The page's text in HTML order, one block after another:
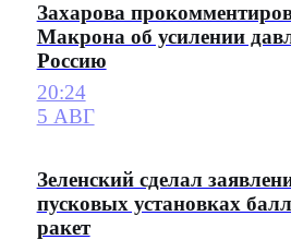
Захарова
Макрона об усилении
Россию
20:24
5 АВГ
Зеленский сделал
пусковых установках
ракет